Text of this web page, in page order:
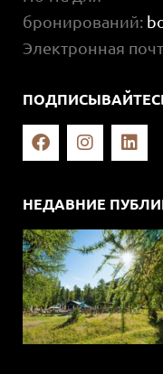
бронирований:
Электронная
НЕДАВНИЕ